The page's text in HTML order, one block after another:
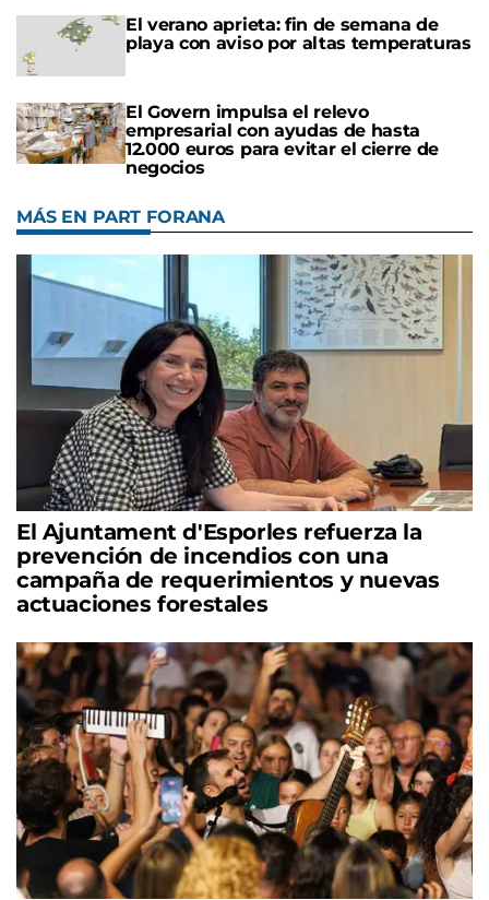
El verano aprieta: fin de semana de
playa con aviso por altas temperaturas
El Govern impulsa el relevo
empresarial con ayudas de hasta
12.000 euros para evitar el cierre de
negocios
MÁS EN PART FORANA
El Ajuntament d'Esporles refuerza la
prevención de incendios con una
campaña de requerimientos y nuevas
actuaciones forestales